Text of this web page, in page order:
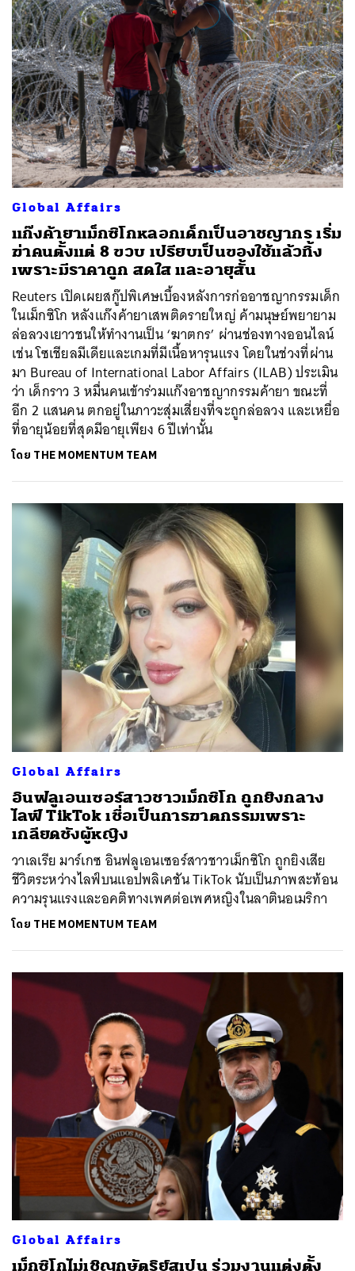
Global Affairs
แก๊งค้ายาเม็กซิโกหลอกเด็กเป็นอาชญากร เริ่ม
ฆ่าคนตั้งแต่ 8 ขวบ เปรียบเป็นของใช้แล้วทิ้ง
เพราะมีราคาถูก สดใส และอายุสั้น
Reuters เปิดเผยสกู๊ปพิเศษเบื้องหลังการก่ออาชญากรรมเด็ก
ในเม็กซิโก หลังแก๊งค้ายาเสพติดรายใหญ่ ค้ามนุษย์พยายาม
ล่อลวงเยาวชนให้ทำงานเป็น ‘ฆาตกร’ ผ่านช่องทางออนไลน์
เช่น โซเชียลมีเดียและเกมที่มีเนื้อหารุนแรง โดยในช่วงที่ผ่าน
มา Bureau of International Labor Affairs (ILAB) ประเมิน
ว่า เด็กราว 3 หมื่นคนเข้าร่วมแก๊งอาชญากรรมค้ายา ขณะที่
อีก 2 แสนคน ตกอยู่ในภาวะสุ่มเสี่ยงที่จะถูกล่อลวง และเหยื่อ
ที่อายุน้อยที่สุดมีอายุเพียง 6 ปีเท่านั้น
โดย THE MOMENTUM TEAM
Global Affairs
อินฟลูเอนเซอร์สาวชาวเม็กซิโก ถูกยิงกลาง
ไลฟ์ TikTok เชื่อเป็นการฆาตกรรมเพราะ
เกลียดชังผู้หญิง
วาเลเรีย มาร์เกซ อินฟลูเอนเซอร์สาวชาวเม็กซิโก ถูกยิงเสีย
ชีวิตระหว่างไลฟ์บนแอปพลิเคชัน TikTok นับเป็นภาพสะท้อน
ความรุนแรงและอคติทางเพศต่อเพศหญิงในลาตินอเมริกา
โดย THE MOMENTUM TEAM
Global Affairs
เม็กซิโกไม่เชิญกษัตริย์สเปน ร่วมงานแต่งตั้ง